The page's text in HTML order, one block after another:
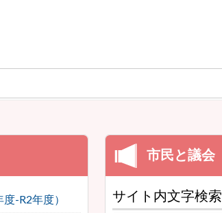
-R2年度） サイト内文字検索